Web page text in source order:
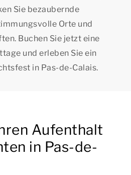
Sie bezaubernde
Orte und
Buchen Sie jetzt eine
und erleben Sie ein
in Pas-de-Calais.
Aufenthalt
in Pas-de-